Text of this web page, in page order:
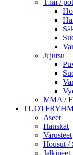
Thai /
Jujutsu
MMA /
Aseet
Hanskat
Varusteet
Housut /
Jalkineet